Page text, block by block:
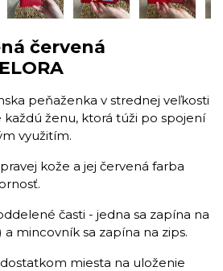
červená
peňaženka v strednej veľkosti
ženu, ktorá túži po spojení
využitím.
kože a jej červená farba
časti - jedna sa zapína na
mincovník sa zapína na zips.
miesta na uloženie